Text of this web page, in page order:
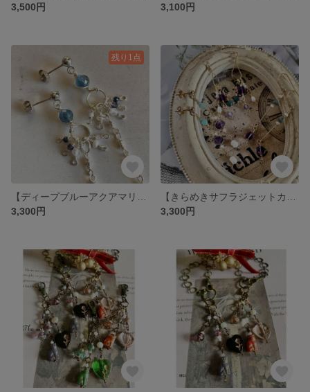
3,500円
3,100円
残り1点
3,300円
3,300円